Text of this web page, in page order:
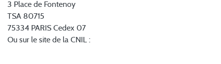
3 Place de Fontenoy
TSA 80715
75334 PARIS Cedex 07
Ou sur le site de la CNIL :